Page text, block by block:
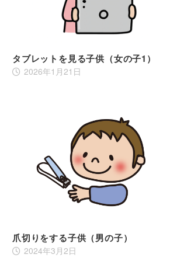
タブレットを見る子供（女の子1）
2026年1月21日
爪切りをする子供（男の子）
2024年3月2日